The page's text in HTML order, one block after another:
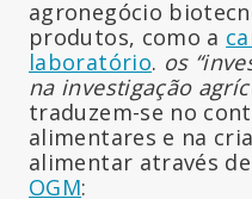
agronegócio
produtos, como a
laboratório. os
na investigação
traduzem-se no
alimentares e na
alimentar através de
OGM: